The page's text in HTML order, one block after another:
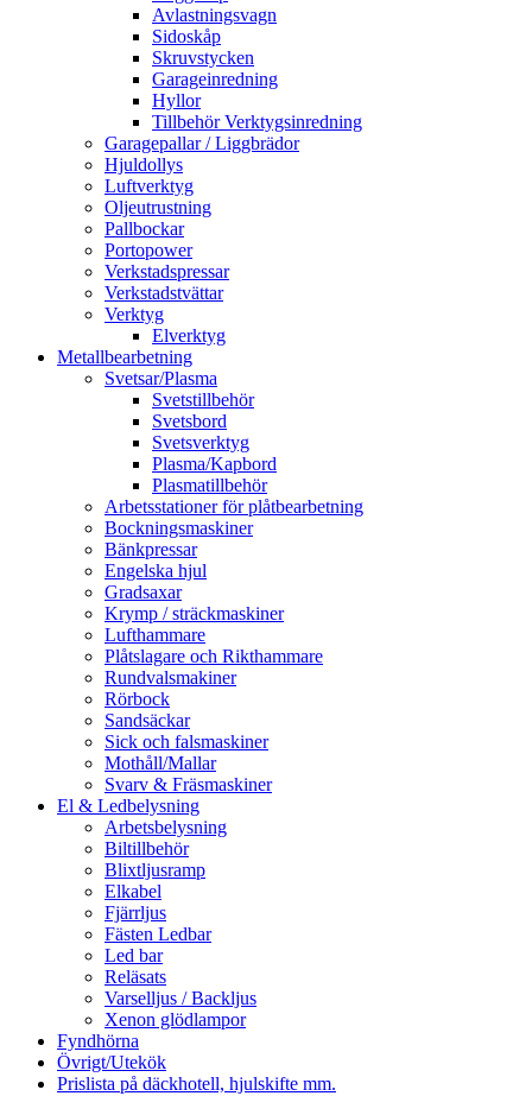
Avlastningsvagn
Sidoskåp
Skruvstycken
Garageinredning
Hyllor
Tillbehör Verktygsinredning
Garagepallar / Liggbrädor
Hjuldollys
Luftverktyg
Oljeutrustning
Pallbockar
Portopower
Verkstadspressar
Verkstadstvättar
Verktyg
Elverktyg
Metallbearbetning
Svetsar/Plasma
Svetstillbehör
Svetsbord
Svetsverktyg
Plasma/Kapbord
Plasmatillbehör
Arbetsstationer för plåtbearbetning
Bockningsmaskiner
Bänkpressar
Engelska hjul
Gradsaxar
Krymp / sträckmaskiner
Lufthammare
Plåtslagare och Rikthammare
Rundvalsmakiner
Rörbock
Sandsäckar
Sick och falsmaskiner
Mothåll/Mallar
Svarv & Fräsmaskiner
El & Ledbelysning
Arbetsbelysning
Biltillbehör
Blixtljusramp
Elkabel
Fjärrljus
Fästen Ledbar
Led bar
Reläsats
Varselljus / Backljus
Xenon glödlampor
Fyndhörna
Övrigt/Utekök
Prislista på däckhotell, hjulskifte mm.